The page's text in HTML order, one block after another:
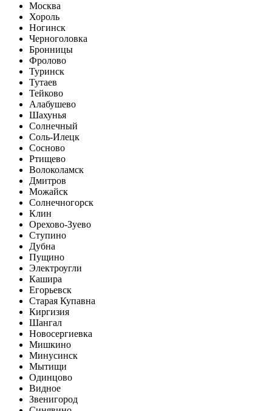
Москва
Хороль
Ногинск
Черноголовка
Бронницы
Фролово
Туринск
Тутаев
Тейково
Алабушево
Шахунья
Солнечный
Соль-Илецк
Сосново
Ртищево
Волоколамск
Дмитров
Можайск
Солнечногорск
Клин
Орехово-Зуево
Ступино
Дубна
Пущино
Электроугли
Кашира
Егорьевск
Старая Купавна
Киргизия
Шангал
Новосергиевка
Мишкино
Минусинск
Мытищи
Одинцово
Видное
Звенигород